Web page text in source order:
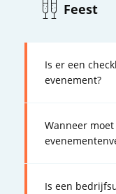
Feest
Is er een
evenement?
Wanneer
Is een